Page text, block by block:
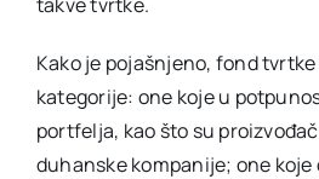
Kako je pojašnjeno, fond
kategorije: one koje u
portfelja, kao što su
duhanske kompanije; one